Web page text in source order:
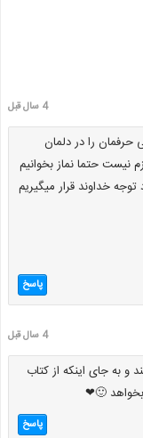
4 سال قبل
را در دلمان
نیست حتما نماز بخوانیم
خداوند قرار میگیریم
پاسخ
4 سال قبل
به جای اینکه از کتاب
🙂❤
پاسخ